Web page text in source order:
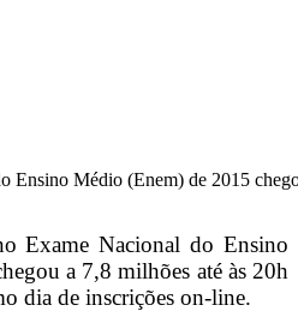
Ensino Médio (Enem) de 2015
Exame Nacional do Ensino
a 7,8 milhões até às 20h
dia de inscrições on-line.